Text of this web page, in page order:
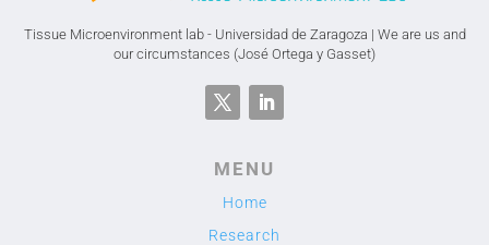
Tissue Microenvironment lab - Universidad de Zaragoza | We are us and
our circumstances (José Ortega y Gasset)
MENU
Home
Research